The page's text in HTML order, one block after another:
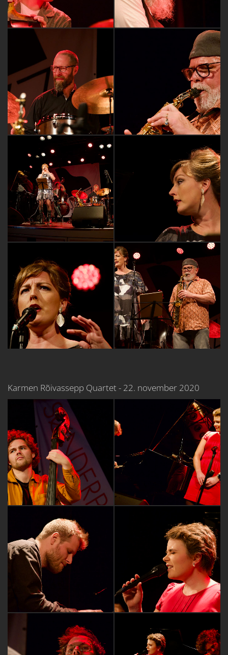
Karmen Rõivassepp Quartet - 22. november 2020